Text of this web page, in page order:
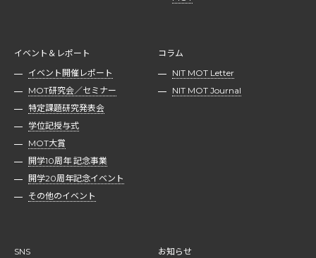
イベント＆レポート
イベント開催レポート
MOT研究会／セミナー
特定課題研究発表会
学位記授与式
MOT大賞
開学10周年 記念事業
開学20周年記念イベント
その他のイベント
コラム
NIT MOT Letter
NIT MOT Journal
SNS お知らせ